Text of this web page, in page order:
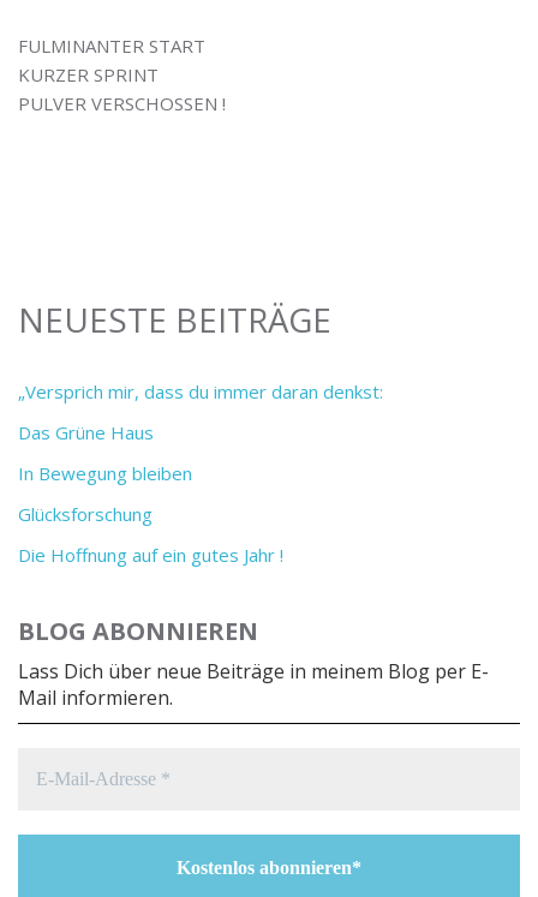
FULMINANTER START
KURZER SPRINT
PULVER VERSCHOSSEN !
NEUESTE BEITRÄGE
„Versprich mir, dass du immer daran denkst:
Das Grüne Haus
In Bewegung bleiben
Glücksforschung
Die Hoffnung auf ein gutes Jahr !
BLOG ABONNIEREN
Lass Dich über neue Beiträge in meinem Blog per E-
Mail informieren.